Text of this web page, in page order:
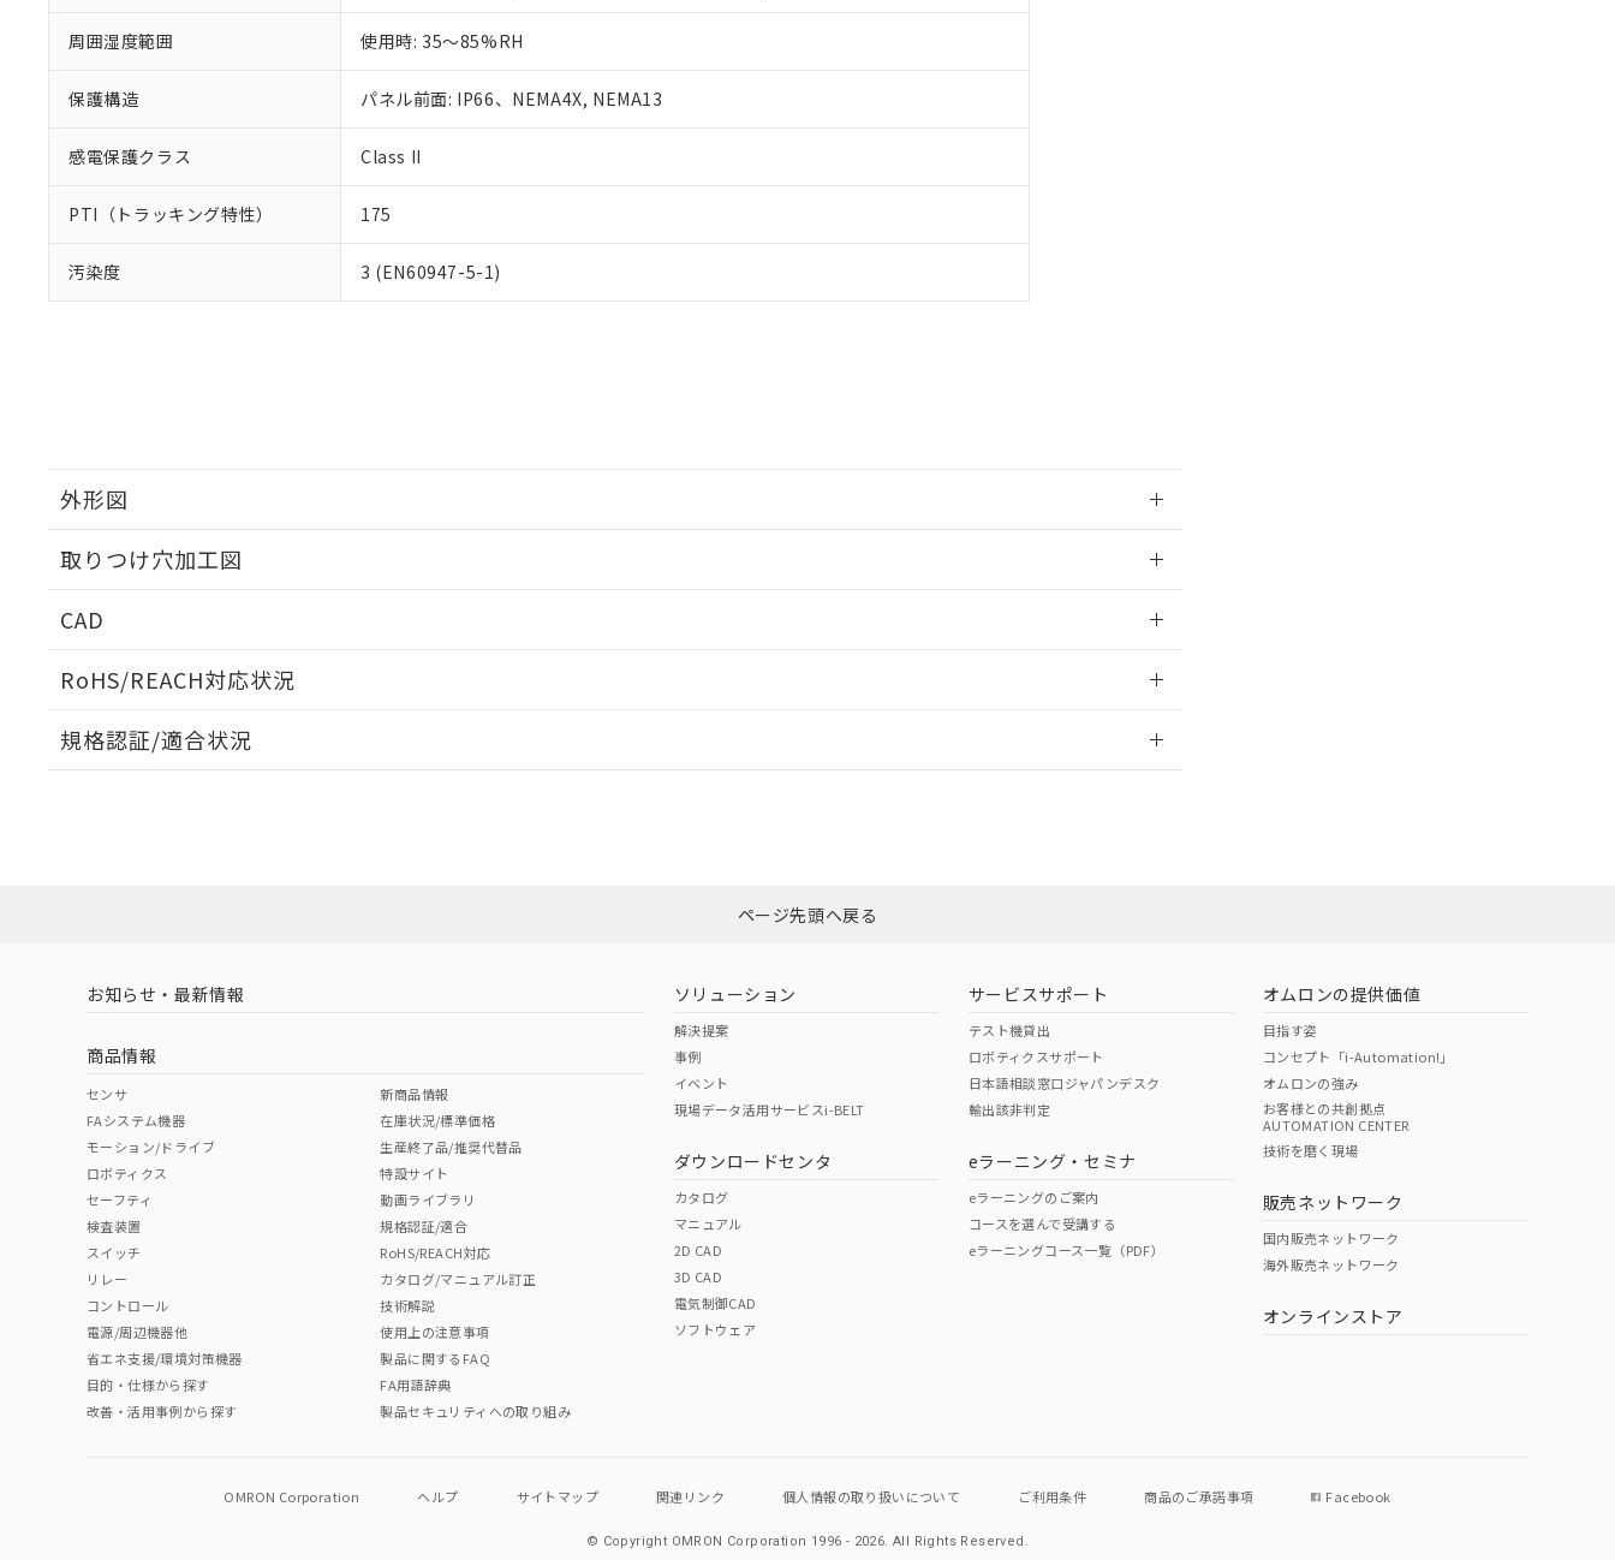
周囲湿度範囲 使用時: 35～85%RH
保護構造 パネル前面: IP66、NEMA4X, NEMA13
感電保護クラス Class II
PTI（トラッキング特性） 175
汚染度 3 (EN60947-5-1)
外形図
取りつけ穴加工図
CAD
RoHS/REACH対応状況
EU RoHS 注意事項・凡例
ダウンロードはこちら
中国 RoHS 注意事項・凡例
中国 RoHS表
Pb Hg Cr(VI)
O O
"対応済み"や非含有の記載がされた商品であっても、流通在庫等で未対応品が混在する可能性があります。
非含有品が必要な際は、弊社営業部門もしくは販売店へお問い合わせください。
規格認証/適合状況
ページ先頭へ戻る
お知らせ・最新情報
商品情報
センサ
FAシステム機器
モーション/ドライブ
ロボティクス
セーフティ
検査装置
スイッチ
リレー
コントロール
電源/周辺機器他
省エネ支援/環境対策機器
目的・仕様から探す
改善・活用事例から探す
新商品情報
在庫状況/標準価格
生産終了品/推奨代替品
特設サイト
動画ライブラリ
規格認証/適合
RoHS/REACH対応
カタログ/マニュアル訂正
技術解説
使用上の注意事項
製品に関するFAQ
FA用語辞典
製品セキュリティへの取り組み
ソリューション
解決提案
事例
イベント
現場データ活用サービスi-BELT
ダウンロードセンタ
カタログ
マニュアル
2D CAD
3D CAD
電気制御CAD
ソフトウェア
サービスサポート
テスト機貸出
ロボティクスサポート
日本語相談窓口ジャパンデスク
輸出該非判定
eラーニング・セミナ
eラーニングのご案内
コースを選んで受講する
eラーニングコース一覧（PDF）
オムロンの提供価値
目指す姿
コンセプト「i-Automation!」
オムロンの強み
お客様との共創拠点
AUTOMATION CENTER
技術を磨く現場
販売ネットワーク
国内販売ネットワーク
海外販売ネットワーク
オンラインストア
OMRON Corporation ヘルプ サイトマップ 関連リンク 個人情報の取り扱いについて ご利用条件 商品のご承諾事項 Facebook
© Copyright OMRON Corporation 1996 - 2026.All Rights Reserved.